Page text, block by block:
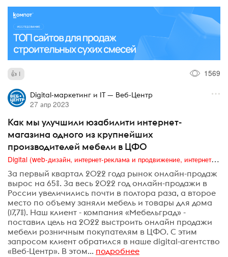
1 1569
Digital-маркетинг и IT — Веб-Центр
27 апр 2023
Как мы улучшили юзабилити интернет-
магазина одного из крупнейших
производителей мебели в ЦФО
Digital (web-дизайн, интернет-реклама и продвижение, интернет-сообщества и блоги, интернет-коммуникации, мобильный маркетинг, реклама на цифровых экранах)
За первый квартал 2022 года рынок онлайн-продаж
вырос на 65%. За весь 2022 год онлайн-продажи в
России увеличились почти в полтора раза, а второе
место по объему заняли мебель и товары для дома
(17,7%). Наш клиент - компания «Мебельград» -
поставил цель на 2022 выстроить онлайн продажи
мебели розничным покупателям в ЦФО. С этим
запросом клиент обратился в наше digital-агентство
«Веб-Центр». В этом... подробнее